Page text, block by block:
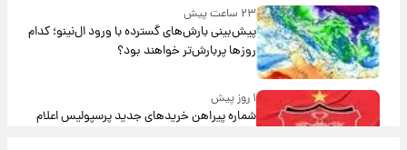
۲۳ ساعت پیش
پیش‌بینی بارش‌های گسترده با ورود ال‌نینو؛ کدام
روزها پربارش‌تر خواهند بود؟
۱ روز پیش
شماره پیراهن خریدهای جدید پرسپولیس اعلام